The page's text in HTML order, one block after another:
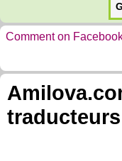
Comment on